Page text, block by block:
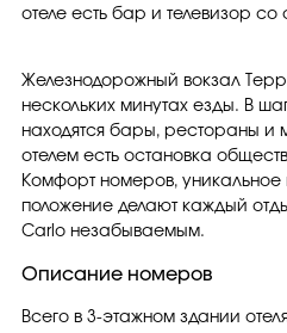
отеле есть бар и телевизор со
Железнодорожный вокзал
нескольких минутах езды. В
находятся бары, рестораны и
отелем есть остановка
Комфорт номеров,
положение делают каждый
Carlo незабываемым.
Описание номеров
Всего в 3-этажном здании